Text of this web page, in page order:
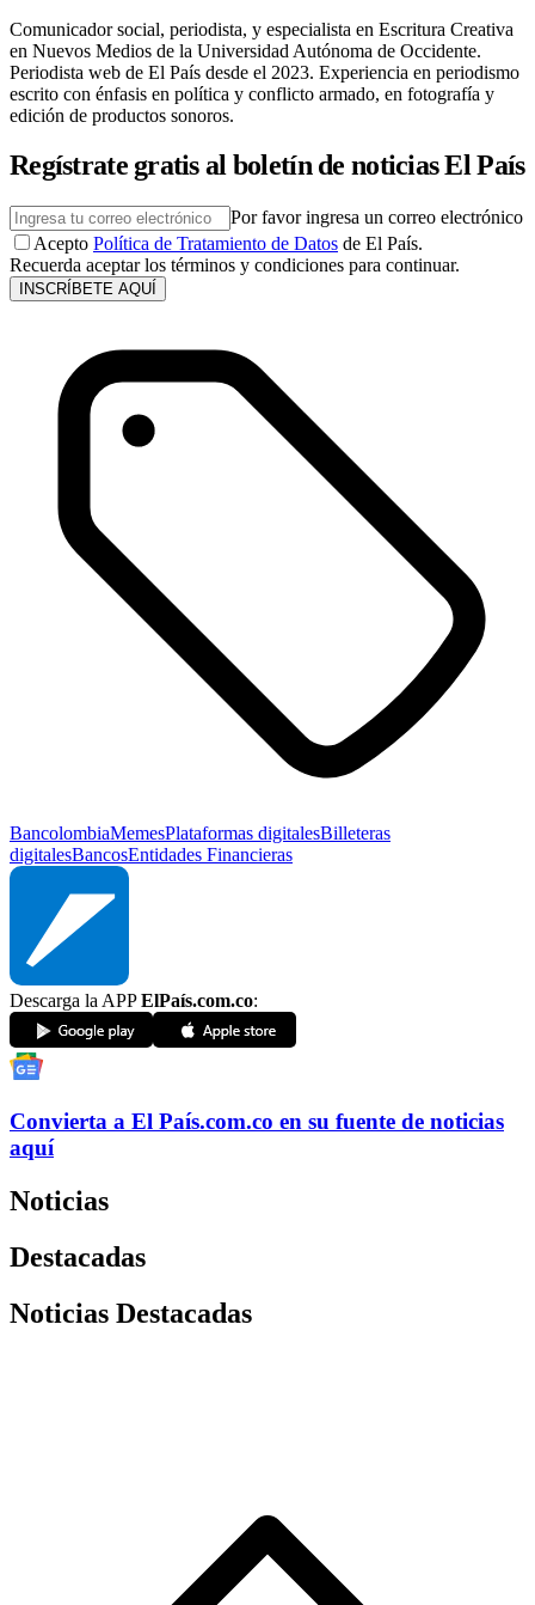
Comunicador social, periodista, y especialista en Escritura Creativa
en Nuevos Medios de la Universidad Autónoma de Occidente.
Periodista web de El País desde el 2023. Experiencia en periodismo
escrito con énfasis en política y conflicto armado, en fotografía y
edición de productos sonoros.
Regístrate gratis al boletín de noticias El País
Por favor ingresa un correo electrónico
Acepto Política de Tratamiento de Datos de El País.
Recuerda aceptar los términos y condiciones para continuar.
INSCRÍBETE AQUÍ
BancolombiaMemesPlataformas digitalesBilleteras
digitalesBancosEntidades Financieras
Descarga la APPElPaís.com.co:
Convierta a El País.com.co en su fuente de noticias
aquí
Noticias
Destacadas
Noticias Destacadas